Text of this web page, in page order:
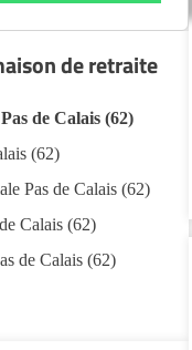
de retraite
de Calais (62)
(62)
Pas de Calais (62)
Calais (62)
de Calais (62)